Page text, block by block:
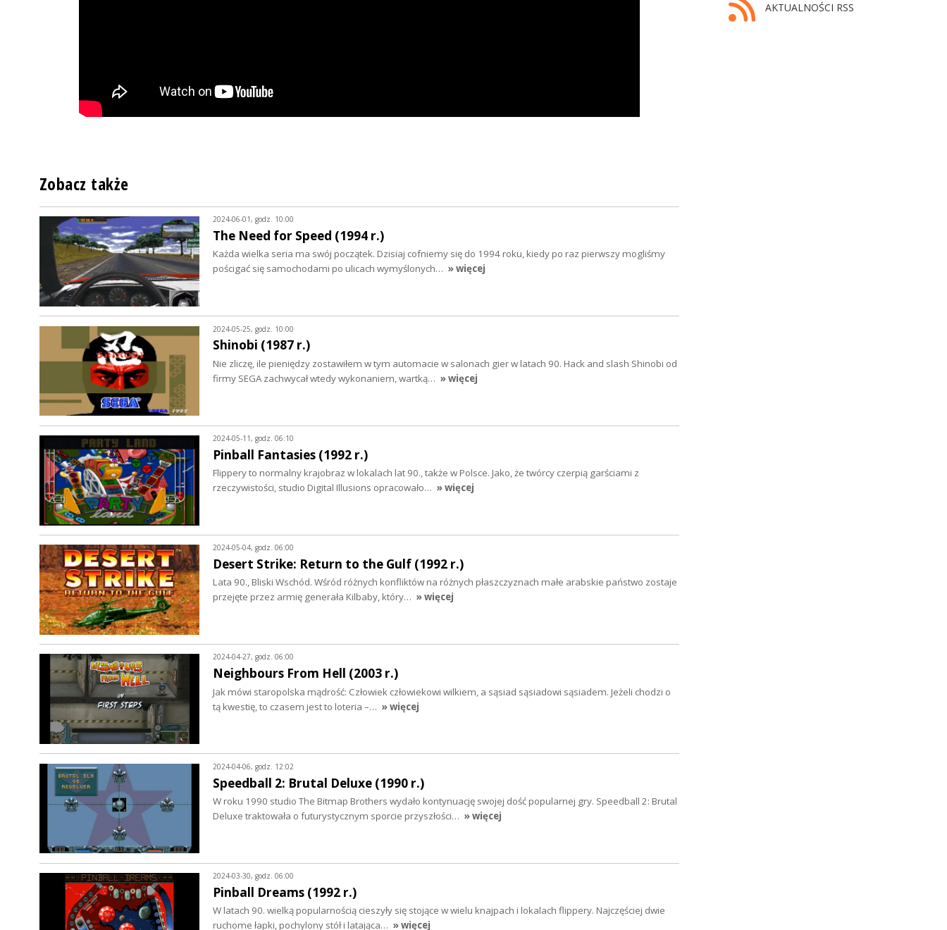
AKTUALNOŚCI RSS
Zobacz także
2024-06-01, godz. 10:00
The Need for Speed (1994 r.)
Każda wielka seria ma swój początek. Dzisiaj cofniemy się do 1994 roku, kiedy po raz pierwszy mogliśmy
pościgać się samochodami po ulicach wymyślonych… » więcej
2024-05-25, godz. 10:00
Shinobi (1987 r.)
Nie zliczę, ile pieniędzy zostawiłem w tym automacie w salonach gier w latach 90. Hack and slash Shinobi od
firmy SEGA zachwycał wtedy wykonaniem, wartką… » więcej
2024-05-11, godz. 06:10
Pinball Fantasies (1992 r.)
Flippery to normalny krajobraz w lokalach lat 90., także w Polsce. Jako, że twórcy czerpią garściami z
rzeczywistości, studio Digital Illusions opracowało… » więcej
2024-05-04, godz. 06:00
Desert Strike: Return to the Gulf (1992 r.)
Lata 90., Bliski Wschód. Wśród różnych konfliktów na różnych płaszczyznach małe arabskie państwo zostaje
przejęte przez armię generała Kilbaby, który… » więcej
2024-04-27, godz. 06:00
Neighbours From Hell (2003 r.)
Jak mówi staropolska mądrość: Człowiek człowiekowi wilkiem, a sąsiad sąsiadowi sąsiadem. Jeżeli chodzi o
tą kwestię, to czasem jest to loteria –… » więcej
2024-04-06, godz. 12:02
Speedball 2: Brutal Deluxe (1990 r.)
W roku 1990 studio The Bitmap Brothers wydało kontynuację swojej dość popularnej gry. Speedball 2: Brutal
Deluxe traktowała o futurystycznym sporcie przyszłości… » więcej
2024-03-30, godz. 06:00
Pinball Dreams (1992 r.)
W latach 90. wielką popularnością cieszyły się stojące w wielu knajpach i lokalach flippery. Najczęściej dwie
ruchome łapki, pochylony stół i latająca… » więcej